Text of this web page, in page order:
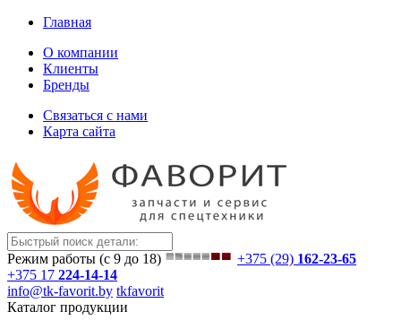
Главная
О компании
Клиенты
Бренды
Связаться с нами
Карта сайта
Режим работы (с 9 до 18) +375 (29) 162-23-65
+375 17 224-14-14
info@tk-favorit.by tkfavorit
Каталог продукции